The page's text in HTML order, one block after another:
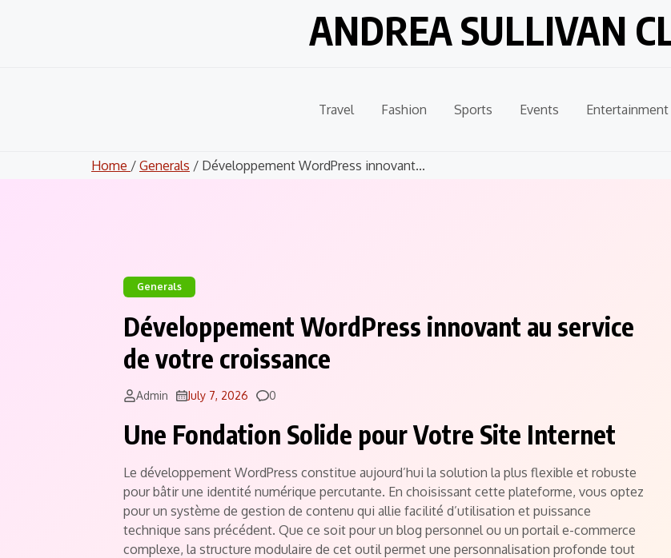
ANDREA SULLIVAN
Travel Fashion Sports Events Entertainment
Home / Generals / Développement WordPress innovant...
Generals
Développement WordPress innovant au service
de votre croissance
Admin July 7, 2026 Comments
0
Une Fondation Solide pour Votre Site Internet
Le développement WordPress constitue aujourd’hui la solution la plus flexible et robuste
pour bâtir une identité numérique percutante. En choisissant cette plateforme, vous optez
pour un système de gestion de contenu qui allie facilité d’utilisation et puissance
technique sans précédent. Que ce soit pour un blog personnel ou un portail e-commerce
complexe, la structure modulaire de cet outil permet une personnalisation profonde tout